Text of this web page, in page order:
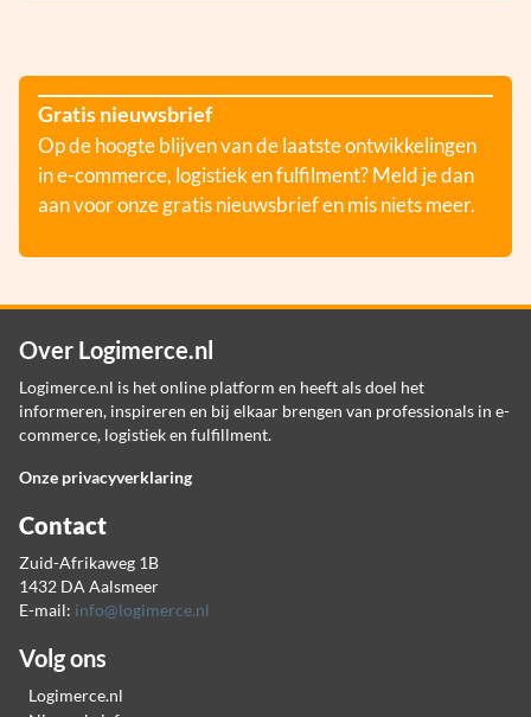
Gratis nieuwsbrief
Op de hoogte blijven van de laatste ontwikkelingen
in e-commerce, logistiek en fulfilment? Meld je dan
aan voor onze gratis nieuwsbrief en mis niets meer.
Over Logimerce.nl
Logimerce.nl is het online platform en heeft als doel het
informeren, inspireren en bij elkaar brengen van professionals in e-
commerce, logistiek en fulfillment.
Onze privacyverklaring
Contact
Zuid-Afrikaweg 1B
1432 DA Aalsmeer
E-mail: info@logimerce.nl
Volg ons
Logimerce.nl